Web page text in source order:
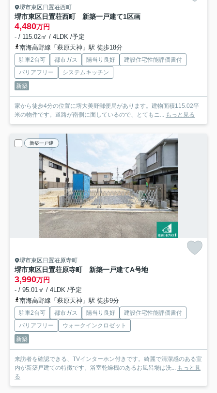
堺市東区日置荘西町
堺市東区日置荘西町 新築一戸建て1区画
4,480万円
- / 115.02㎡ / 4LDK /予定
南海高野線「萩原天神」駅 徒歩18分
駐車2台可 都市ガス 陽当り良好
建設住宅性能評価書付
バリアフリー
システムキッチン
新築
家から徒歩4分の位置に堺大美野郵便局があります。建物面積115.02平
米の物件です。道路が南側に面しているので、とてもニ... もっと見る
新築一戸建
堺市東区日置荘原寺町
堺市東区日置荘原寺町 新築一戸建てA号地
3,990万円
- / 95.01㎡ / 4LDK /予定
南海高野線「萩原天神」駅 徒歩9分
駐車2台可 都市ガス 陽当り良好
建設住宅性能評価書付
バリアフリー
ウォークインクロゼット
新築
来訪者を確認できる、TVインターホン付きです。綺麗で清潔感のある室
内が新築戸建ての特徴です。浴室乾燥機のあるお風呂場は洗... もっと見
る